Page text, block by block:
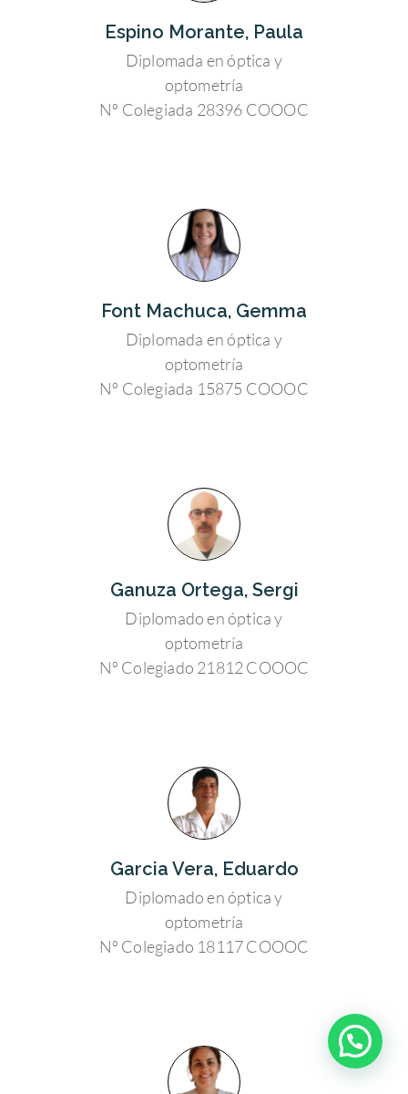
Espino Morante, Paula
Diplomada en óptica y
optometría
Nº Colegiada 28396 COOOC
Font Machuca, Gemma
Diplomada en óptica y
optometría
Nº Colegiada 15875 COOOC
Ganuza Ortega, Sergi
Diplomado en óptica y
optometría
Nº Colegiado 21812 COOOC
Garcia Vera, Eduardo
Diplomado en óptica y
optometría
Nº Colegiado 18117 COOOC